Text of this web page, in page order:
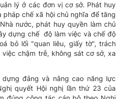
lý ở các đơn vị cơ sở. Phát huy
chế xã hội chủ nghĩa để tăng
nước, phát huy quyền làm chủ
dựng chế độ làm việc và chế độ
bỏ lối "quan liêu, giấy tờ", trách
chậm trễ, không sát cơ sở, xa
đảng và nâng cao năng lực
quyết Hội nghị lần thứ 23 của